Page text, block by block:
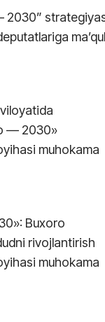
2030”
maʼqul
— 2030»
muhokama
Buxoro
rivojlantirish
muhokama